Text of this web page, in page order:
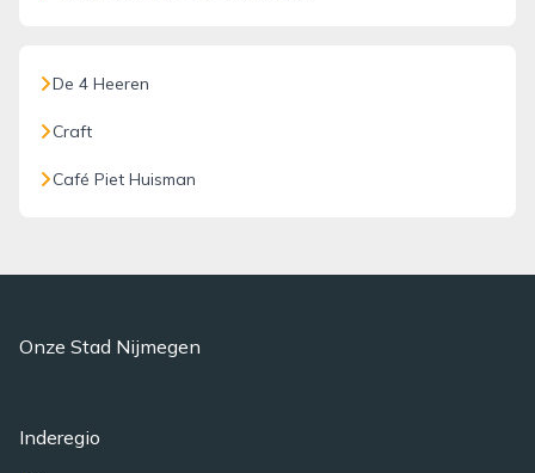
De 4 Heeren
Craft
Café Piet Huisman
Onze Stad Nijmegen
Inderegio